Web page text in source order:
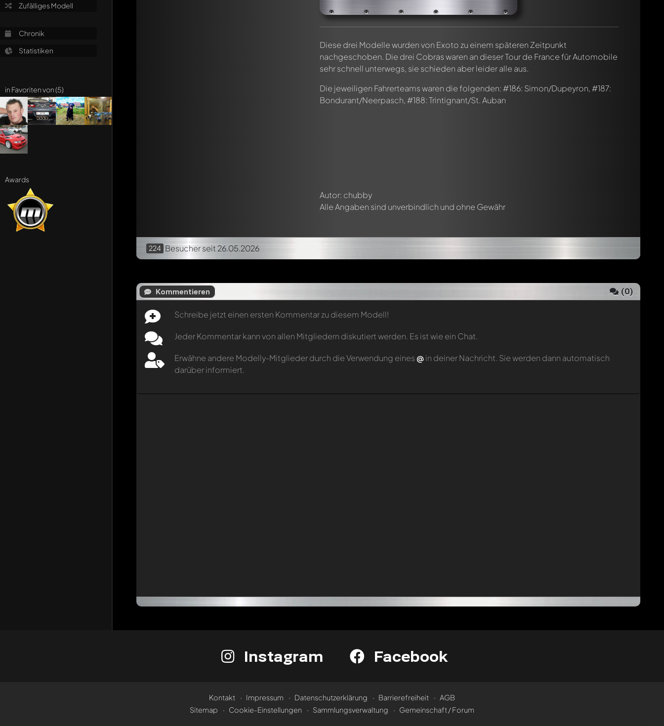
Zufälliges Modell
Chronik
Statistiken
in Favoriten von (5)
Awards
Diese drei Modelle wurden von Exoto zu einem späteren Zeitpunkt
nachgeschoben. Die drei Cobras waren an dieser Tour de France für Automobile
sehr schnell unterwegs, sie schieden aber leider alle aus.
Die jeweiligen Fahrerteams waren die folgenden: #186: Simon/Dupeyron, #187:
Bondurant/Neerpasch, #188: Trintignant/St. Auban
Autor: chubby
Alle Angaben sind unverbindlich und ohne Gewähr
224 Besucherseit 26.05.2026
Kommentieren (0)
Schreibe jetzt einen ersten Kommentar zu diesem Modell!
Jeder Kommentar kann von allen Mitgliedern diskutiert werden. Es ist wie ein Chat.
Erwähne andere Modelly-Mitglieder durch die Verwendung eines @in deiner Nachricht. Sie werden dann automatisch
darüber informiert.
Schreibe jetzt einen ersten Kommentar zu diesem Modell!
Jeder Kommentar kann von allen Mitgliedern diskutiert werden. Es ist wie ein Chat.
Instagram Facebook
Kontakt Impressum Datenschutzerklärung Barrierefreiheit
AGB
Sitemap
Cookie-Einstellungen Sammlungsverwaltung Gemeinschaft / Forum